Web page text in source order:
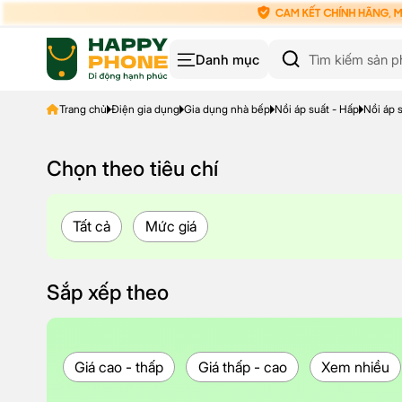
Danh mục
Trang chủ Điện gia dụng Gia dụng nhà bếp Nồi áp suất - Hấp Nồi áp
Chọn theo tiêu chí
Tất cả Mức giá
Sắp xếp theo
Giá cao - thấp Giá thấp - cao Xem nhiều